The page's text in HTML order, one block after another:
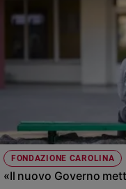
Pubblicità
Social
FONDAZIONE CAROLINA
«Il nuovo Governo